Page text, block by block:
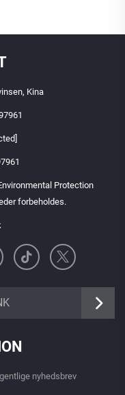
Kina
Protection
forbeholdes.
nyhedsbrev